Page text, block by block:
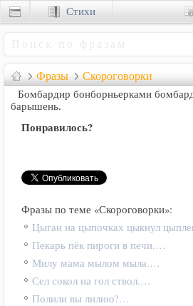
Фразы Скороговорки
Бомбардир бонборньерками
барышень.
Понравилось?
Фразы по теме «Скороговорки»:
Цыган на цыпочках цыкнул
Пекарь пёк пироги в печи.…
Милу мама мылом мыла.…
Сел сокол на гол ствол.…
Полили вы лилию?…
Стихи